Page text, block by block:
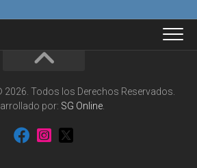
2026. Todos los Derechos Reservados.
por: SG Online.